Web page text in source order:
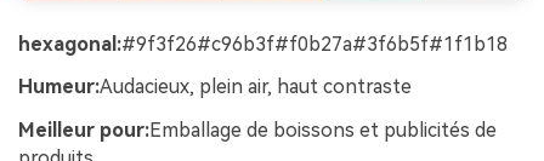
hexagonal:#9f3f26#c96b3f#f0b27a#3f6b5f#1f1b18
Humeur:Audacieux, plein air, haut contraste
Meilleur pour:Emballage de boissons et publicités de